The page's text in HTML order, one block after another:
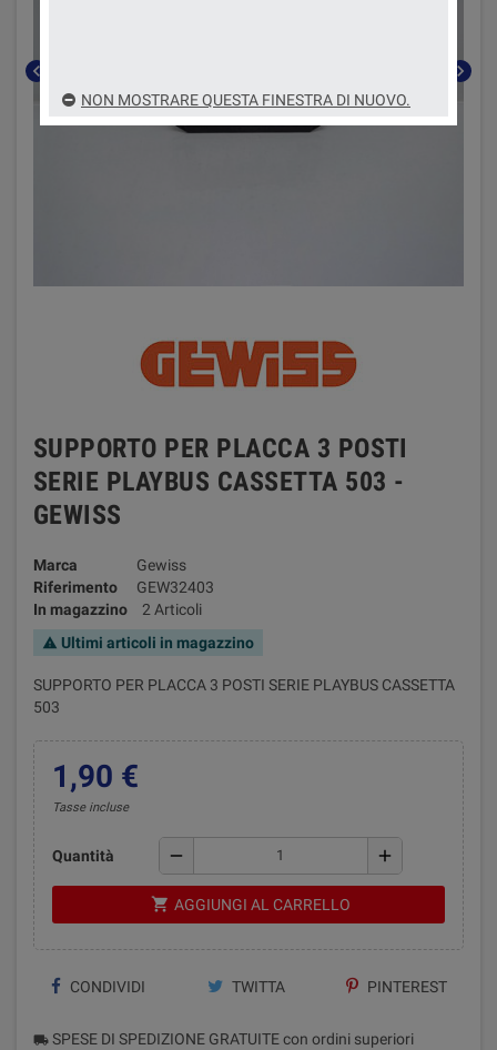
chevron_left chevron_right
SUPPORTO PER PLACCA 3 POSTI
SERIE PLAYBUS CASSETTA 503 -
GEWISS
Marca
Gewiss
Riferimento
GEW32403
In magazzino
2 Articoli
warning Ultimi articoli in magazzino
SUPPORTO PER PLACCA 3 POSTI SERIE PLAYBUS CASSETTA
503
1,90 €
Tasse incluse
Quantità remove add
shopping_cart AGGIUNGI AL CARRELLO
CONDIVIDI TWITTA PINTEREST
local_shipping SPESE DI SPEDIZIONE GRATUITE con ordini superiori
NON MOSTRARE QUESTA FINESTRA DI NUOVO.